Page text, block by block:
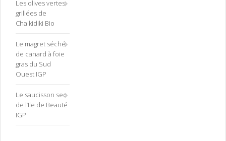
Les olives vertes
grillées de
Chalkidiki Bio
Le magret séché
de canard à foie
gras du Sud
Ouest IGP
Le saucisson sec
de l’Ile de Beauté
IGP